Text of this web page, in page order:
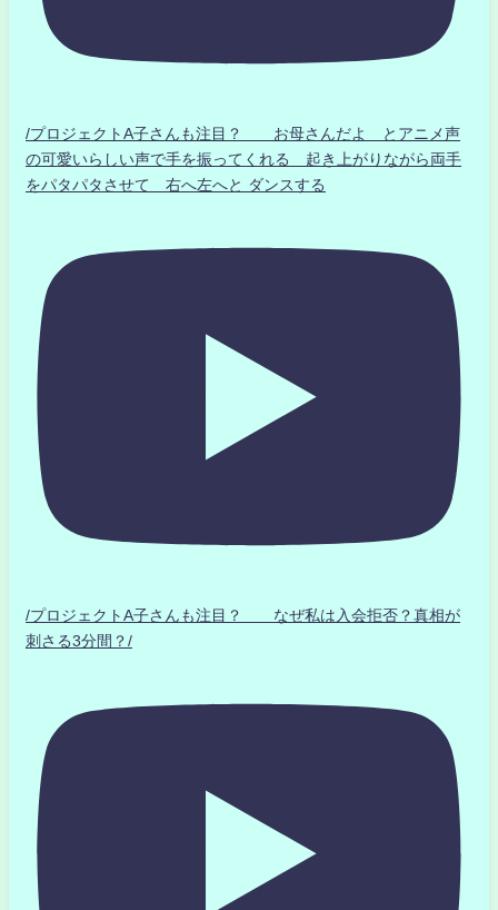
/プロジェクトA子さんも注目？ お母さんだよ とアニメ声
の可愛いらしい声で手を振ってくれる 起き上がりながら両手
をパタパタさせて 右へ左へと ダンスする
/プロジェクトA子さんも注目？ なぜ私は入会拒否？真相が
刺さる3分間？/